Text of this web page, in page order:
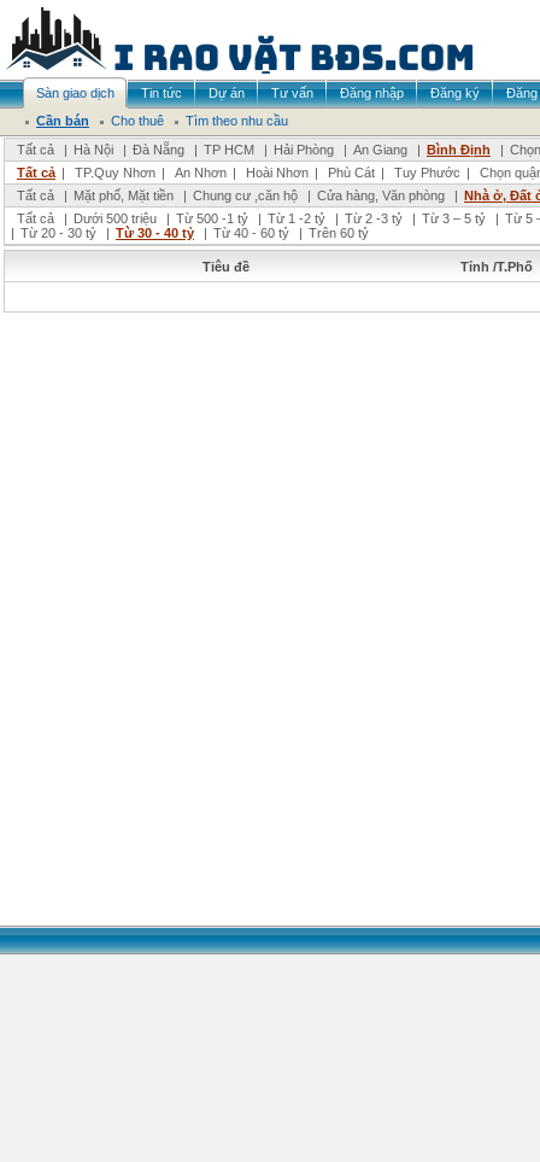
Sàn giao dịch Tin tức Dự án Tư vấn Đăng nhập Đăng ký
Đăng
Cần bán
Cho thuê
Tìm theo nhu cầu
Tất cả
| Hà Nội | Đà Nẵng | TP HCM | Hải Phòng | An Giang | Bình Định |
Tất cả | TP.Quy Nhơn | An Nhơn | Hoài Nhơn | Phù Cát | Tuy Phước |
Chọn
Tất cả
| Mặt phố, Mặt tiền | Chung cư ,căn hộ | Cửa hàng, Văn phòng | Nhà ở, Đất
Tất cả
| Dưới 500 triệu | Từ 500 -1 tỷ | Từ 1 -2 tỷ | Từ 2 -3 tỷ | Từ 3 – 5 tỷ | Từ 5
| Từ 20 - 30 tỷ | Từ 30 - 40 tỷ | Từ 40 - 60 tỷ | Trên 60 tỷ
Tiêu đề Tỉnh /T.Phố